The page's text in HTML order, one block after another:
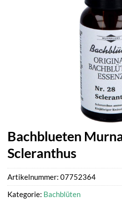
Bachblueten
Scleranthus
Artikelnummer: 07752364
Kategorie: Bachblüten